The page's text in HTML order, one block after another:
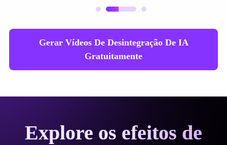
Gerar Vídeos De Desintegração De IA
Gratuitamente
Explore os efeitos de